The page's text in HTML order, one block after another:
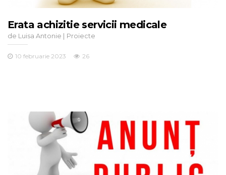
Erata achizitie servicii medicale
de Luisa Antonie | Proiecte
10 februarie 2023 26